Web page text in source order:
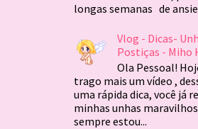
longas semanas de
Vlog - Dicas-
Postiças - Miho
Ola Pessoal!
trago mais um vídeo ,
uma rápida dica, você já
minhas unhas
sempre estou...